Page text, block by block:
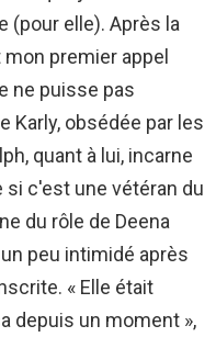
(pour elle). Après la
premier appel
ne puisse pas
Karly, obsédée par les
quant à lui, incarne
si c'est une vétéran du
du rôle de Deena
peu intimidé après
« Elle était
depuis un moment »,